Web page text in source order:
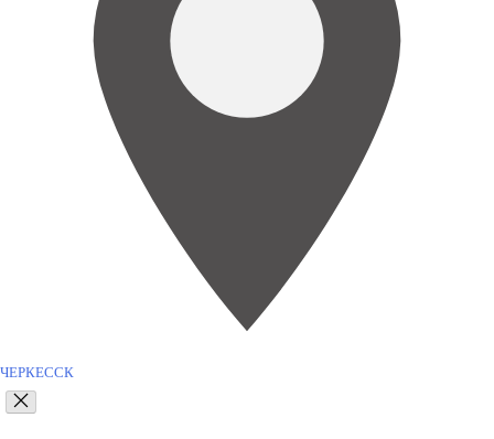
ЧЕРКЕССК